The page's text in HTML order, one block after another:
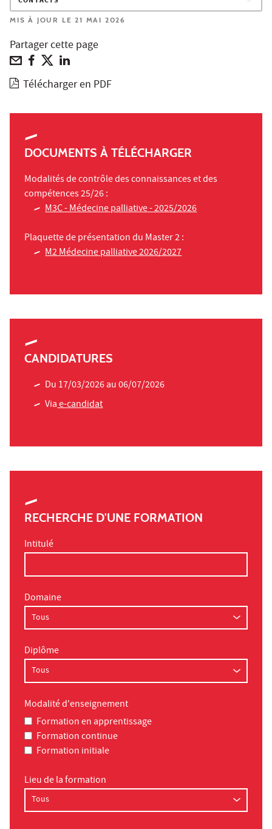
MIS À JOUR LE 21 MAI 2026
Partager cette page
Télécharger en PDF
DOCUMENTS À TÉLÉCHARGER
Modalités de contrôle des connaissances et des
compétences 25/26 :
M3C - Médecine palliative - 2025/2026
Plaquette de présentation du Master 2 :
M2 Médecine palliative 2026/2027
CANDIDATURES
Du 17/03/2026 au 06/07/2026
Viae-candidat
RECHERCHE D'UNE FORMATION
Intitulé
Domaine
Diplôme
Modalité d'enseignement
Formation en apprentissage
Formation continue
Formation initiale
Lieu de la formation